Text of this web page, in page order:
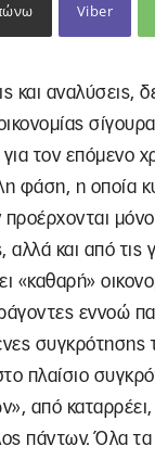
Viber
και αναλύσεις,
τον επόμενο
φάση, η οποία
και από τις
«καθαρή»
εννοώ
συγκρότησης
πλαίσιο
από
πάντων. Όλα